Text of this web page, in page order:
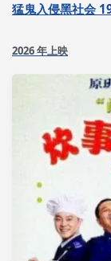
猛鬼入侵黑社会
2026 年上映